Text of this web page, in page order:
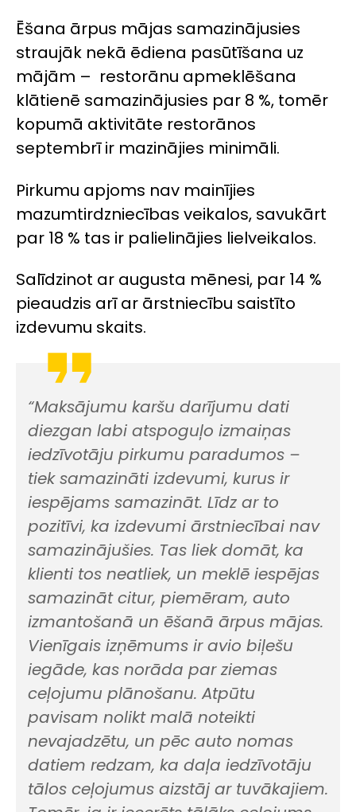
Ēšana ārpus mājas samazinājusies
straujāk nekā ēdiena pasūtīšana uz
mājām – restorānu apmeklēšana
klātienē samazinājusies par 8 %, tomēr
kopumā aktivitāte restorānos
septembrī ir mazinājies minimāli.
Pirkumu apjoms nav mainījies
mazumtirdzniecības veikalos, savukārt
par 18 % tas ir palielinājies lielveikalos.
Salīdzinot ar augusta mēnesi, par 14 %
pieaudzis arī ar ārstniecību saistīto
izdevumu skaits.
“Maksājumu karšu darījumu dati
diezgan labi atspoguļo izmaiņas
iedzīvotāju pirkumu paradumos –
tiek samazināti izdevumi, kurus ir
iespējams samazināt. Līdz ar to
pozitīvi, ka izdevumi ārstniecībai nav
samazinājušies. Tas liek domāt, ka
klienti tos neatliek, un meklē iespējas
samazināt citur, piemēram, auto
izmantošanā un ēšanā ārpus mājas.
Vienīgais izņēmums ir avio biļešu
iegāde, kas norāda par ziemas
ceļojumu plānošanu. Atpūtu
pavisam nolikt malā noteikti
nevajadzētu, un pēc auto nomas
datiem redzam, ka daļa iedzīvotāju
tālos ceļojumus aizstāj ar tuvākajiem.